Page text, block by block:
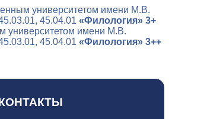
университетом имени М.В.
45.04.01 «Филология» 3+
университетом имени М.В.
45.04.01 «Филология» 3++